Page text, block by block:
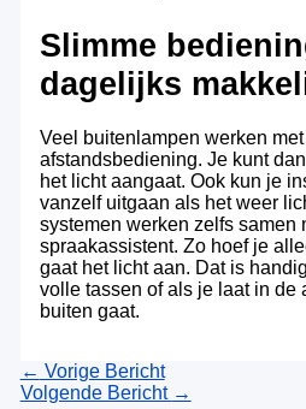
Slimme
dagelijks
Veel buitenlampen werken
afstandsbediening. Je kunt
het licht aangaat. Ook kun je
vanzelf uitgaan als het weer
systemen werken zelfs samen
spraakassistent. Zo hoef je
gaat het licht aan. Dat is
volle tassen of als je laat in de
buiten gaat.
← Vorige Bericht
Volgende Bericht →